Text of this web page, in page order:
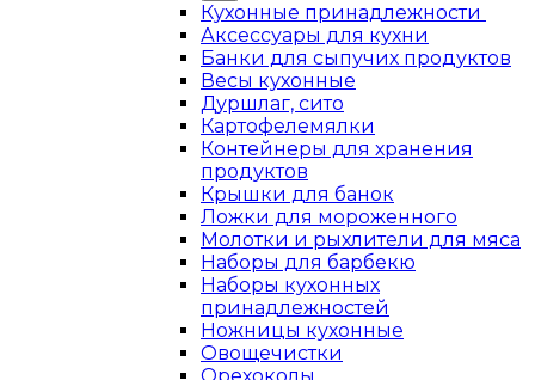
Кухонные принадлежности
Аксессуары для кухни
Банки для сыпучих продуктов
Весы кухонные
Дуршлаг, сито
Картофелемялки
Контейнеры для хранения
продуктов
Крышки для банок
Ложки для мороженного
Молотки и рыхлители для мяса
Наборы для барбекю
Наборы кухонных
принадлежностей
Ножницы кухонные
Овощечистки